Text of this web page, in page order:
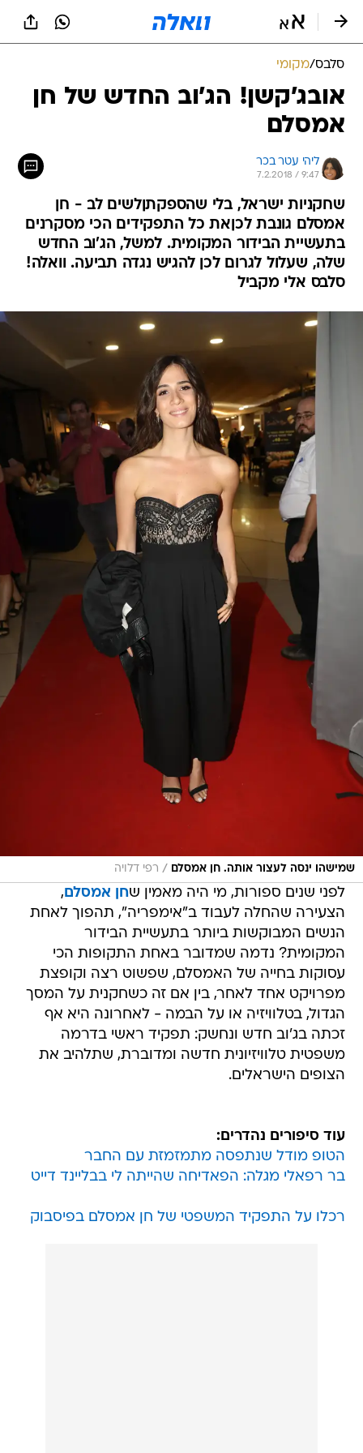
סלבס/מקומי
אובג'קשן! הג'וב החדש של חן
אמסלם
ליהי עטר בכר
7.2.2018 / 9:47
שחקניות ישראל, בלי שהספקתןלשים לב - חן
אמסלם גונבת לכןאת כל התפקידים הכי מסקרנים
בתעשיית הבידור המקומית. למשל, הג'וב החדש
שלה, שעלול לגרום לכן להגיש נגדה תביעה. וואלה!
סלבס אלי מקביל
שמישהו ינסה לעצור אותה. חן אמסלם / רפי דלויה
לפני שנים ספורות, מי היה מאמין שחן אמסלם,
הצעירה שהחלה לעבוד ב"אימפריה", תהפוך לאחת
הנשים המבוקשות ביותר בתעשיית הבידור
המקומית? נדמה שמדובר באחת התקופות הכי
עסוקות בחייה של האמסלם, שפשוט רצה וקופצת
מפרויקט אחד לאחר, בין אם זה כשחקנית על המסך
הגדול, בטלוויזיה או על הבמה - לאחרונה היא אף
זכתה בג'וב חדש ונחשק: תפקיד ראשי בדרמה
משפטית טלוויזיונית חדשה ומדוברת, שתלהיב את
הצופים הישראלים.
עוד סיפורים נהדרים:
הטופ מודל שנתפסה מתמזמזת עם החבר
בר רפאלי מגלה: הפאדיחה שהייתה לי בבליינד דייט
רכלו על התפקיד המשפטי של חן אמסלם בפיסבוק